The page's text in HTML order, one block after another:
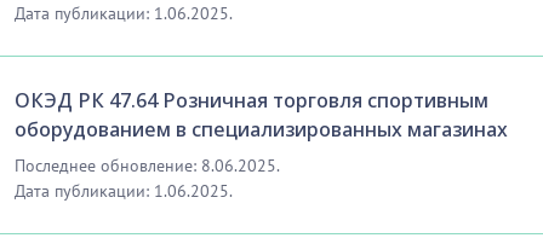
Дата публикации: 1.06.2025.
ОКЭД РК 47.64 Розничная торговля спортивным
оборудованием в специализированных магазинах
Последнее обновление: 8.06.2025.
Дата публикации: 1.06.2025.